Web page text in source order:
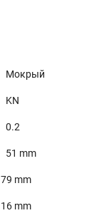
Мокрый
KN
0.2
51 mm
79 mm
16 mm